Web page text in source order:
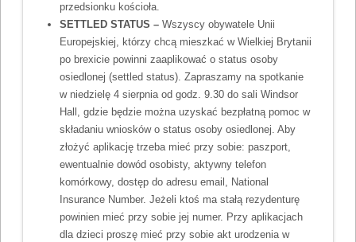
przedsionku kościoła.
SETTLED STATUS –Wszyscy obywatele Unii
Europejskiej, którzy chcą mieszkać w Wielkiej Brytanii
po brexicie powinni zaaplikować o status osoby
osiedlonej (settled status). Zapraszamy na spotkanie
w niedzielę 4 sierpnia od godz. 9.30 do sali Windsor
Hall, gdzie będzie można uzyskać bezpłatną pomoc w
składaniu wniosków o status osoby osiedlonej. Aby
złożyć aplikację trzeba mieć przy sobie: paszport,
ewentualnie dowód osobisty, aktywny telefon
komórkowy, dostęp do adresu email, National
Insurance Number. Jeżeli ktoś ma stałą rezydenturę
powinien mieć przy sobie jej numer. Przy aplikacjach
dla dzieci proszę mieć przy sobie akt urodzenia w